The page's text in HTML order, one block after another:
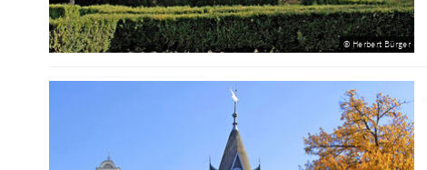
© Herbert Bürger